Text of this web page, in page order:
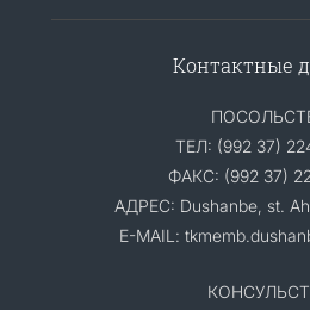
Контактные
ТЕЛ: (992 37)
ФАКС: (992 37)
АДРЕС: Dushanbe, st.
E-MAIL: